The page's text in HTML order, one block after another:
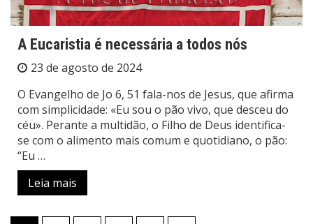
A Eucaristia é necessária a todos nós
23 de agosto de 2024
O Evangelho de Jo 6, 51 fala-nos de Jesus, que afirma
com simplicidade: «Eu sou o pão vivo, que desceu do
céu». Perante a multidão, o Filho de Deus identifica-
se com o alimento mais comum e quotidiano, o pão:
“Eu …
Leia mais